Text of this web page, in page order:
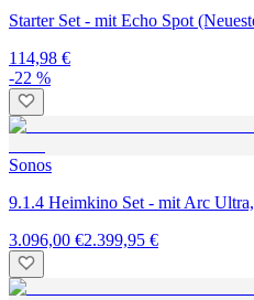
Starter Set - mit Echo Spot
114,98 €
-22 %
Sonos
9.1.4 Heimkino Set - mit Arc
3.096,00 €2.399,95 €